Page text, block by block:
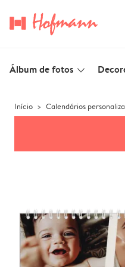
Álbum de fotos slim_arrow_down
Início Calendários